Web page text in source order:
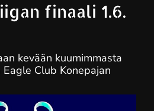
finaali 1.6.
kevään kuumimmasta
Club Konepajan